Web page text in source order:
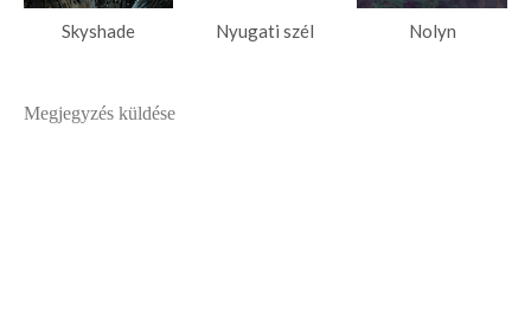
Skyshade Nyugati ​szél Nolyn
Megjegyzés küldése